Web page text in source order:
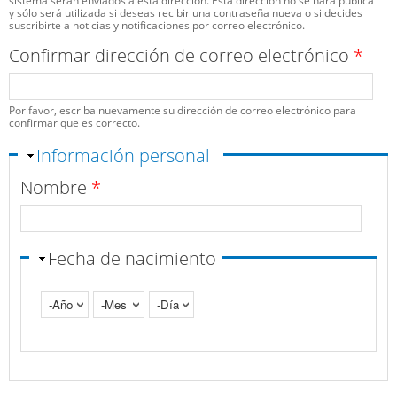
y sólo será utilizada si deseas recibir una contraseña nueva o si decides
suscribirte a noticias y notificaciones por correo electrónico.
Confirmar dirección de correo electrónico *
Por favor, escriba nuevamente su dirección de correo electrónico para
confirmar que es correcto.
Ocultar
Información personal
Nombre *
Fecha de nacimiento
Año
Mes Día